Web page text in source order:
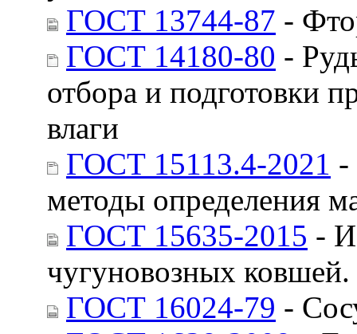
ГОСТ 13744-87 -
ГОСТ 14180-80 -
отбора и подготовки
влаги
ГОСТ 15113.4-2021 -
методы определения
ГОСТ 15635-2015 -
чугуновозных
ГОСТ 16024-79 -